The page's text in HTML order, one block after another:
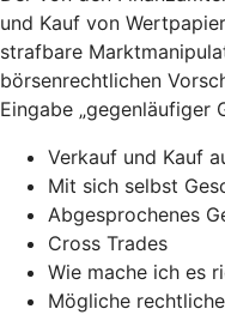
und Kauf von
strafbare
börsenrechtlichen
Eingabe „gegenläufiger
Verkauf und Kauf
Mit sich selbst
Abgesprochenes
Cross Trades
Wie mache ich es
Mögliche